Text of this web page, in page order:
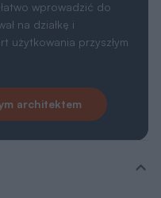
wprowadzić do
na działkę i
użytkowania przyszłym
architektem